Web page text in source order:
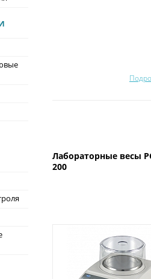
Лабораторные весы
200